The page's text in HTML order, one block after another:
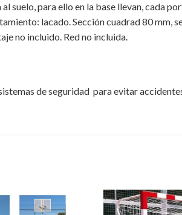
suelo, para ello en la base llevan, cada
lacado. Sección cuadrad 80
no incluido. Red no incluida.
de seguridad para evitar